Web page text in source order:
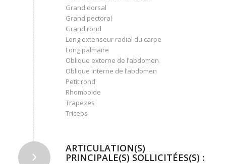
Grand dorsal
Grand pectoral
Grand rond
Long extenseur radial du carpe
Long palmaire
Oblique externe de l’abdomen
Oblique interne de l’abdomen
Petit rond
Rhomboide
Trapezes
Triceps
ARTICULATION(S)
PRINCIPALE(S) SOLLICITÉES(S) :